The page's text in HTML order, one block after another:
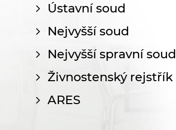
Ústavní soud
Nejvyšší soud
Nejvyšší spravní soud
Živnostenský rejstřík
ARES